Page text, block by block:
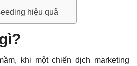
hiệu quả
khi một chiến dịch marketing